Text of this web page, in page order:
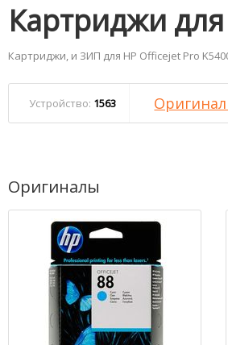
Картриджи
Картриджи, и ЗИП для HP Officejet Pro
Устройство: 1563
Оригиналы